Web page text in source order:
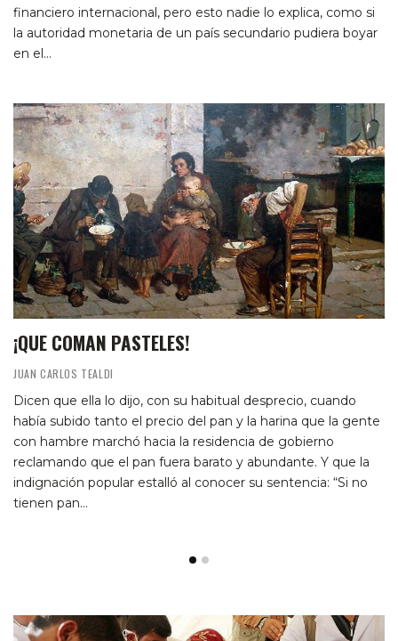
financiero internacional, pero esto nadie lo explica, como si
la autoridad monetaria de un país secundario pudiera boyar
en el…
¡QUE COMAN PASTELES!
JUAN CARLOS TEALDI
Dicen que ella lo dijo, con su habitual desprecio, cuando
había subido tanto el precio del pan y la harina que la gente
con hambre marchó hacia la residencia de gobierno
reclamando que el pan fuera barato y abundante. Y que la
indignación popular estalló al conocer su sentencia: “Si no
tienen pan…